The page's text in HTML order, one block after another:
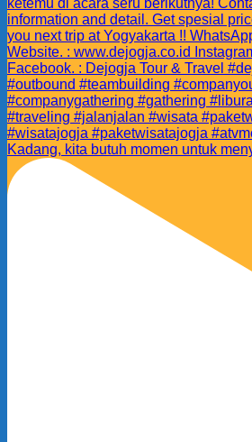
Kadang, kita butuh momen untuk